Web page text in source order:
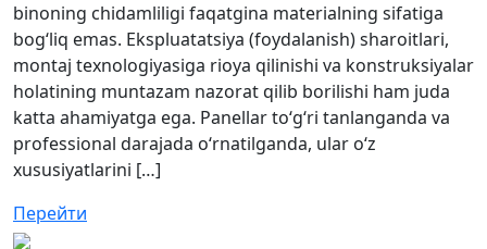
binoning chidamliligi faqatgina materialning sifatiga
bog‘liq emas. Ekspluatatsiya (foydalanish) sharoitlari,
montaj texnologiyasiga rioya qilinishi va konstruksiyalar
holatining muntazam nazorat qilib borilishi ham juda
katta ahamiyatga ega. Panellar to‘g‘ri tanlanganda va
professional darajada o‘rnatilganda, ular o‘z
xususiyatlarini […]
Перейти